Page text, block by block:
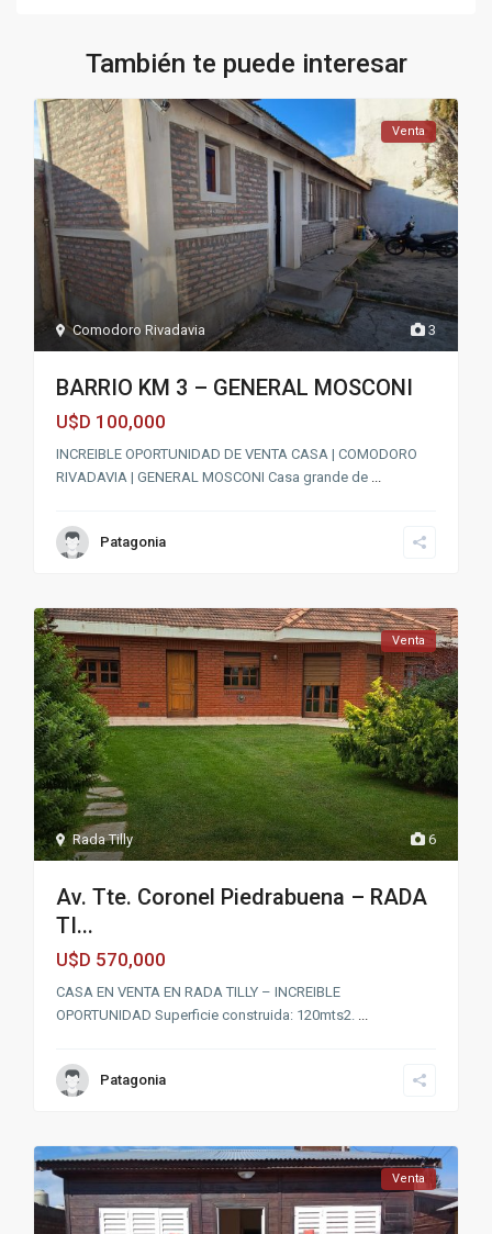
También te puede interesar
3
Comodoro Rivadavia
Venta
BARRIO KM 3 – GENERAL MOSCONI
U$D 100,000
INCREIBLE OPORTUNIDAD DE VENTA CASA | COMODORO
RIVADAVIA | GENERAL MOSCONI Casa grande de ...
Patagonia
6
Rada Tilly
Venta
Av. Tte. Coronel Piedrabuena – RADA
TI...
U$D 570,000
CASA EN VENTA EN RADA TILLY – INCREIBLE
OPORTUNIDAD Superficie construida: 120mts2. ...
Patagonia
Venta